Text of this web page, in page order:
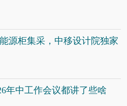
源柜集采，中移设计院独家
年中工作会议都讲了些啥